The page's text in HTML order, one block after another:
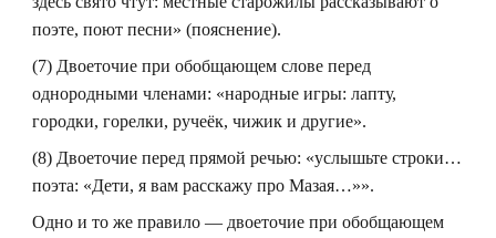
поэте, поют песни» (пояснение).
(7) Двоеточие при обобщающем слове перед
однородными членами: «народные игры: лапту,
городки, горелки, ручеёк, чижик и другие».
(8) Двоеточие перед прямой речью: «услышьте строки…
поэта: «Дети, я вам расскажу про Мазая…»».
Одно и то же правило — двоеточие при обобщающем